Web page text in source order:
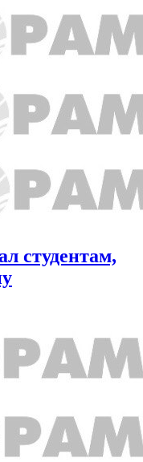
студентам,